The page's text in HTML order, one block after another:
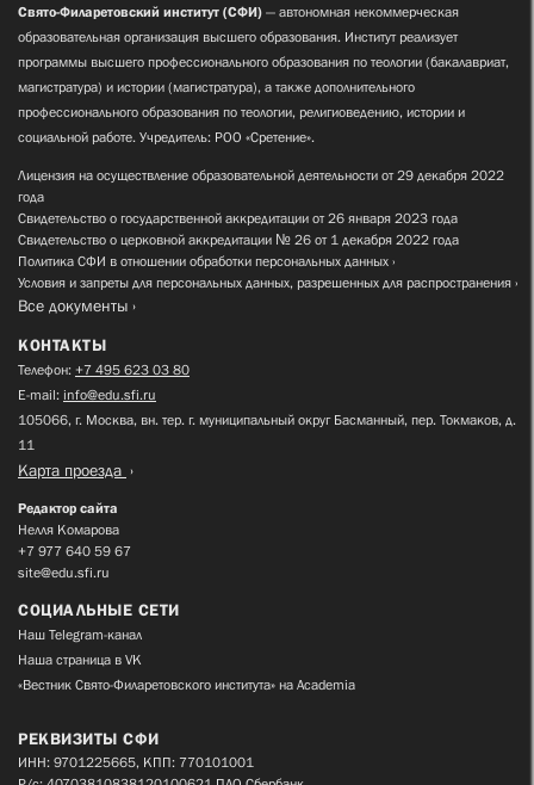
Свято-Филаретовский институт (СФИ) — автономная некоммерческая
образовательная организация высшего образования. Институт реализует
программы высшего профессионального образования по теологии (бакалавриат,
магистратура) и истории (магистратура), а также дополнительного
профессионального образования по теологии, религиоведению, истории и
социальной работе. Учредитель: РОО «Сретение».
Лицензия на осуществление образовательной деятельности от 29 декабря 2022
года
Свидетельство о государственной аккредитации от 26 января 2023 года
Свидетельство о церковной аккредитации № 26 от 1 декабря 2022 года
Политика СФИ в отношении обработки персональных данных
Условия и запреты для персональных данных, разрешенных для распространения
Все документы
КОНТАКТЫ
Телефон: +7 495 623 03 80
E-mail: info@edu.sfi.ru
105066, г. Москва, вн. тер. г. муниципальный округ Басманный, пер. Токмаков, д.
11
Карта проезда
Редактор сайта
Нелля Комарова
+7 977 640 59 67
site@edu.sfi.ru
СОЦИАЛЬНЫЕ СЕТИ
Наш Telegram-канал
Наша страница в VK
«Вестник Свято-Филаретовского института» на Academia
РЕКВИЗИТЫ СФИ
ИНН: 9701225665, КПП: 770101001